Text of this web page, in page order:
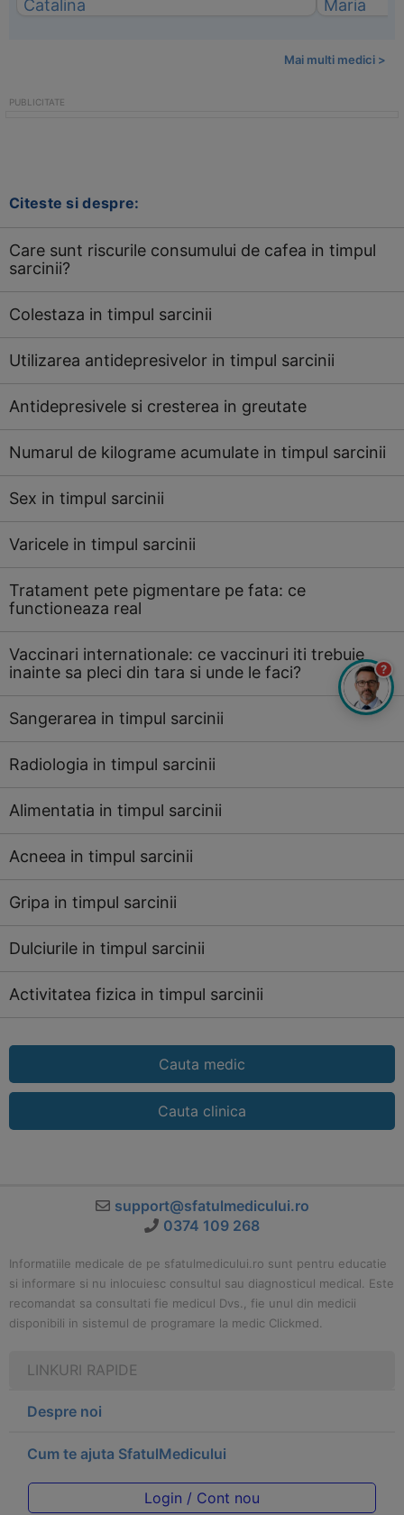
Mai multi medici >
Citeste si despre:
Care sunt riscurile consumului de cafea in timpul
sarcinii?
Colestaza in timpul sarcinii
Utilizarea antidepresivelor in timpul sarcinii
Antidepresivele si cresterea in greutate
Numarul de kilograme acumulate in timpul sarcinii
Sex in timpul sarcinii
Varicele in timpul sarcinii
Tratament pete pigmentare pe fata: ce
functioneaza real
Vaccinari internationale: ce vaccinuri iti trebuie
inainte sa pleci din tara si unde le faci?
Sangerarea in timpul sarcinii
Radiologia in timpul sarcinii
Alimentatia in timpul sarcinii
Acneea in timpul sarcinii
Gripa in timpul sarcinii
Dulciurile in timpul sarcinii
Activitatea fizica in timpul sarcinii
Cauta medic
Cauta clinica
support@sfatulmedicului.ro
0374 109 268
Informatiile medicale de pe sfatulmedicului.ro sunt pentru educatie
si informare si nu inlocuiesc consultul sau diagnosticul medical. Este
recomandat sa consultati fie medicul Dvs., fie unul din medicii
disponibili in sistemul de programare la medic Clickmed.
LINKURI RAPIDE
Despre noi
Cum te ajuta SfatulMedicului
Login / Cont nou
?